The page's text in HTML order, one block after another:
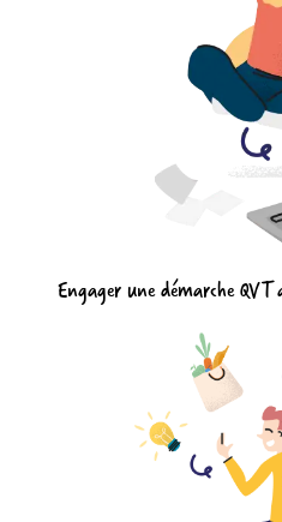
Engager une démarche